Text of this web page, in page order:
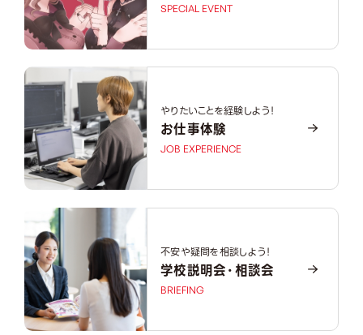
SPECIAL EVENT
やりたいことを経験しよう！
お仕事体験
JOB EXPERIENCE
不安や疑問を相談しよう！
学校説明会・相談会
BRIEFING